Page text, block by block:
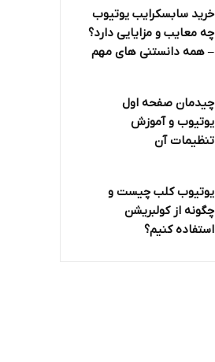
خرید سابسکرایب یوتیوب
چه معایب و مزایایی دارد؟‌
– همه دانستنی های مهم
چیدمان صفحه اول
یوتیوب و آموزش
تنظیمات آن
یوتیوب کلب چیست و
چگونه از کولبریشن
استفاده کنیم؟